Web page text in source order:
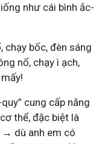
như cái bình ắc-
chạy bốc, đèn sáng
nổ, chạy ì ạch,
cung cấp năng
thể, đặc biệt là
→ dù anh em có